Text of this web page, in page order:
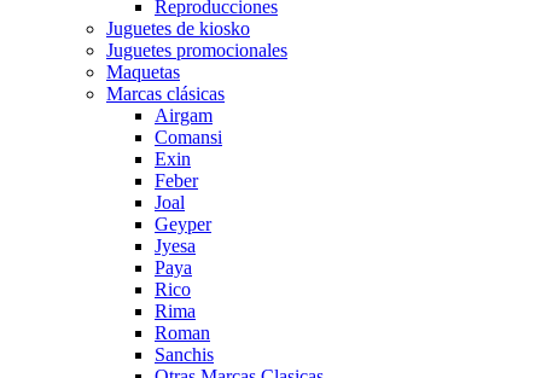
Reproducciones
Juguetes de kiosko
Juguetes promocionales
Maquetas
Marcas clásicas
Airgam
Comansi
Exin
Feber
Joal
Geyper
Jyesa
Paya
Rico
Rima
Roman
Sanchis